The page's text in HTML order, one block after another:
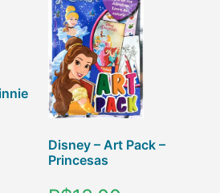
Disney – Art Pack –
Princesas